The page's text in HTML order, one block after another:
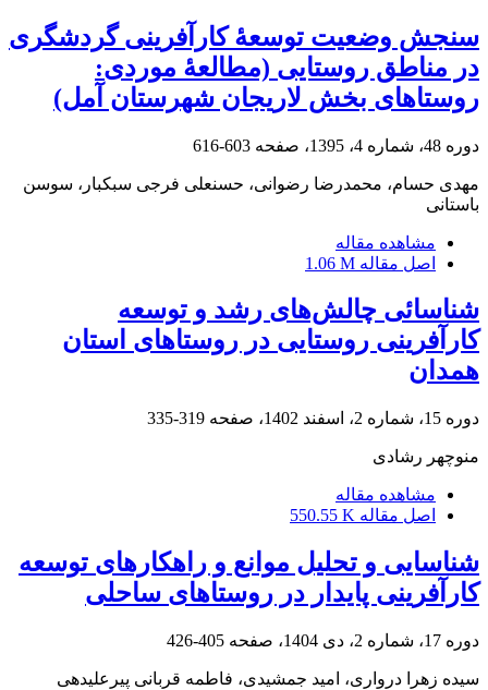
سنجش وضعیت توسعۀ کارآفرینی گردشگری
در مناطق روستایی (مطالعۀ موردی:
روستاهای بخش لاریجان شهرستان آمل)
دوره 48، شماره 4، 1395، صفحه 603-616
مهدی حسام، محمدرضا رضوانی، حسنعلی فرجی سبکبار، سوسن
باستانی
مشاهده مقاله
اصل مقاله 1.06 M
شناسائی چالش‌های رشد و توسعه
کارآفرینی روستایی در روستاهای استان
همدان
دوره 15، شماره 2، اسفند 1402، صفحه 319-335
منوچهر رشادی
مشاهده مقاله
اصل مقاله 550.55 K
شناسایی و تحلیل موانع و راهکارهای توسعه
کارآفرینی پایدار در روستاهای ساحلی
دوره 17، شماره 2، دی 1404، صفحه 405-426
سیده زهرا درواری، امید جمشیدی، فاطمه قربانی پیرعلیدهی